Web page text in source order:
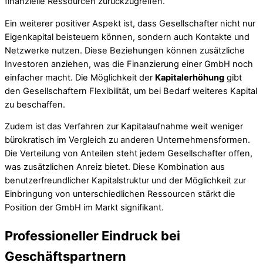
Ein weiterer positiver Aspekt ist, dass Gesellschafter nicht nur
Eigenkapital beisteuern können, sondern auch Kontakte und
Netzwerke nutzen. Diese Beziehungen können zusätzliche
Investoren anziehen, was die Finanzierung einer GmbH noch
einfacher macht. Die Möglichkeit der Kapitalerhöhung gibt
den Gesellschaftern Flexibilität, um bei Bedarf weiteres Kapital
zu beschaffen.
Zudem ist das Verfahren zur Kapitalaufnahme weit weniger
bürokratisch im Vergleich zu anderen Unternehmensformen.
Die Verteilung von Anteilen steht jedem Gesellschafter offen,
was zusätzlichen Anreiz bietet. Diese Kombination aus
benutzerfreundlicher Kapitalstruktur und der Möglichkeit zur
Einbringung von unterschiedlichen Ressourcen stärkt die
Position der GmbH im Markt signifikant.
Professioneller Eindruck bei
Geschäftspartnern